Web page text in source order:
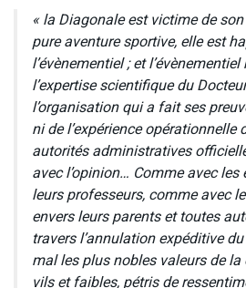
« la Diagonale est victime de
pure aventure sportive, elle est
l’évènementiel ; et l’évènementiel
l’expertise scientifique du
l’organisation qui a fait ses
ni de l’expérience opérationnelle
autorités administratives
avec l’opinion… Comme avec
leurs professeurs, comme avec
envers leurs parents et toutes
travers l’annulation expéditive
mal les plus nobles valeurs de
vils et faibles, pétris de